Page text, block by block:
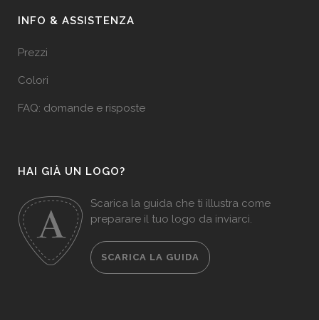
INFO & ASSISTENZA
Prezzi
Colori
FAQ: domande e risposte
HAI GIÀ UN LOGO?
Scarica la guida che ti illustra come
preparare il tuo logo da inviarci.
SCARICA LA GUIDA